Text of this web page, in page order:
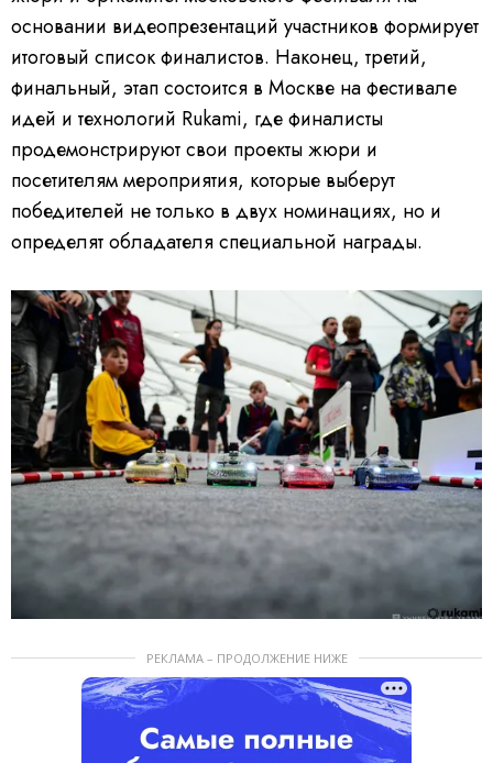
основании видеопрезентаций участников формирует
итоговый список финалистов. Наконец, третий,
финальный, этап состоится в Москве на фестивале
идей и технологий Rukami, где финалисты
продемонстрируют свои проекты жюри и
посетителям мероприятия, которые выберут
победителей не только в двух номинациях, но и
определят обладателя специальной награды.
РЕКЛАМА – ПРОДОЛЖЕНИЕ НИЖЕ